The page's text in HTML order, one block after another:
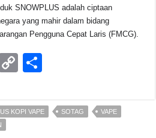
SNOWPLUS adalah ciptaan
yang mahir dalam bidang
Pengguna Cepat Laris (FMCG).
T
C
p
y
ar
e
KOPI VAPE SOTAG
VAPE